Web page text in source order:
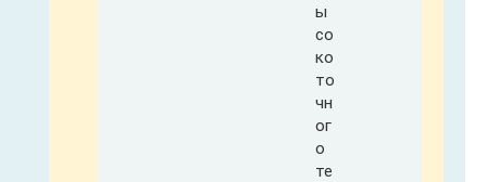
ы
со
ко
то
чн
ог
о
те